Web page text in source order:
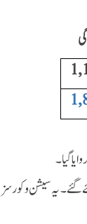
1,
1,
گیا۔
گئے۔ یہ سیشن و کورسز